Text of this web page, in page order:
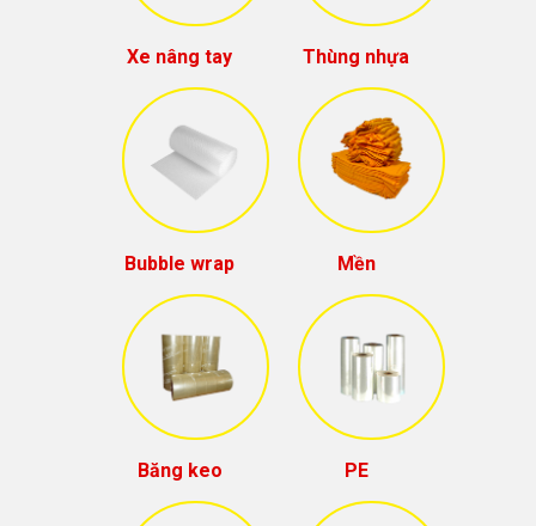
Xe nâng tay Thùng nhựa
Bubble wrap Mền
Băng keo PE